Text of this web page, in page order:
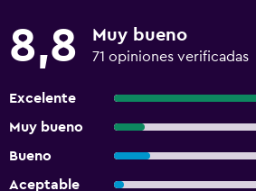
8,8 Muy bueno
71 opiniones verificadas
Excelente
Muy bueno
Bueno
Aceptable